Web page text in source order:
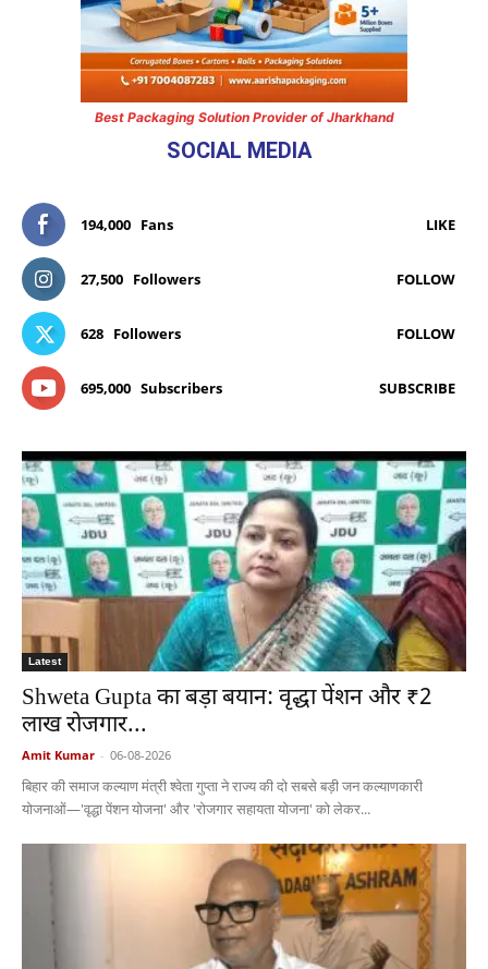
Best Packaging Solution Provider of Jharkhand
SOCIAL MEDIA
194,000 Fans LIKE
27,500 Followers FOLLOW
628 Followers FOLLOW
695,000 Subscribers SUBSCRIBE
Latest
Shweta Gupta का बड़ा बयान: वृद्धा पेंशन और ₹2
लाख रोजगार...
Amit Kumar - 06-08-2026
बिहार की समाज कल्याण मंत्री श्वेता गुप्ता ने राज्य की दो सबसे बड़ी जन कल्याणकारी
योजनाओं—'वृद्धा पेंशन योजना' और 'रोजगार सहायता योजना' को लेकर...